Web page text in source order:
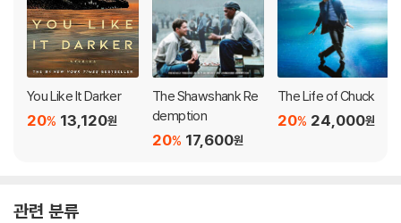
You Like It Darker
13,120원
20%
The Shawshank Re
demption
17,600원
20%
The Life of Chuck
24,000원
20%
관련 분류